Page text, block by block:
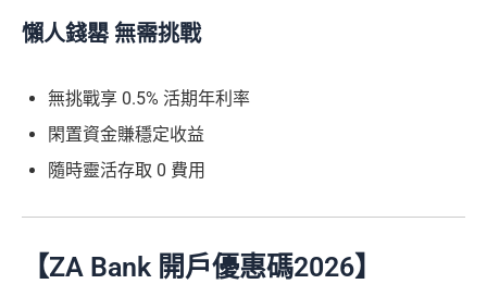
懶人錢罌 無需挑戰
無挑戰享 0.5% 活期年利率
閑置資金賺穩定收益
隨時靈活存取 0 費用
【ZA Bank 開戶優惠碼2026】